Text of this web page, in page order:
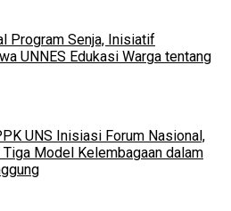
Program Senja, Inisiatif
UNNES Edukasi Warga tentang
UNS Inisiasi Forum Nasional,
Tiga Model Kelembagaan dalam